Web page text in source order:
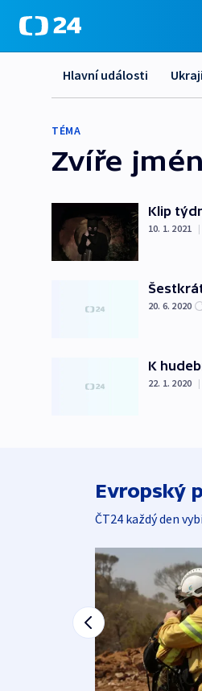
Hlavní události
TÉMA
Zvíře
Klip
10. 1. 2021 |
20. 6. 2020
K
22. 1. 2020 |
Evropský
ČT24 každý den